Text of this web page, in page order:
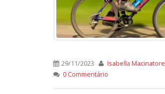
29/11/2023 Isabella Macinatore
0 Commentário